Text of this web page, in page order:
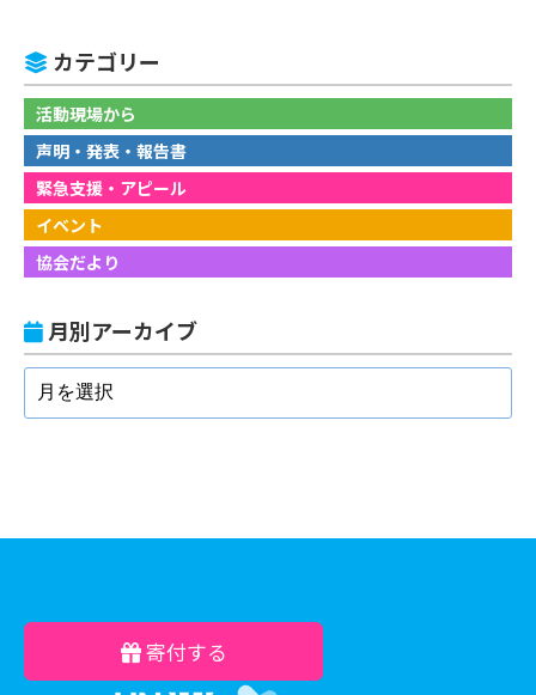
カテゴリー
活動現場から
声明・発表・報告書
緊急支援・アピール
イベント
協会だより
月別アーカイブ
寄付する